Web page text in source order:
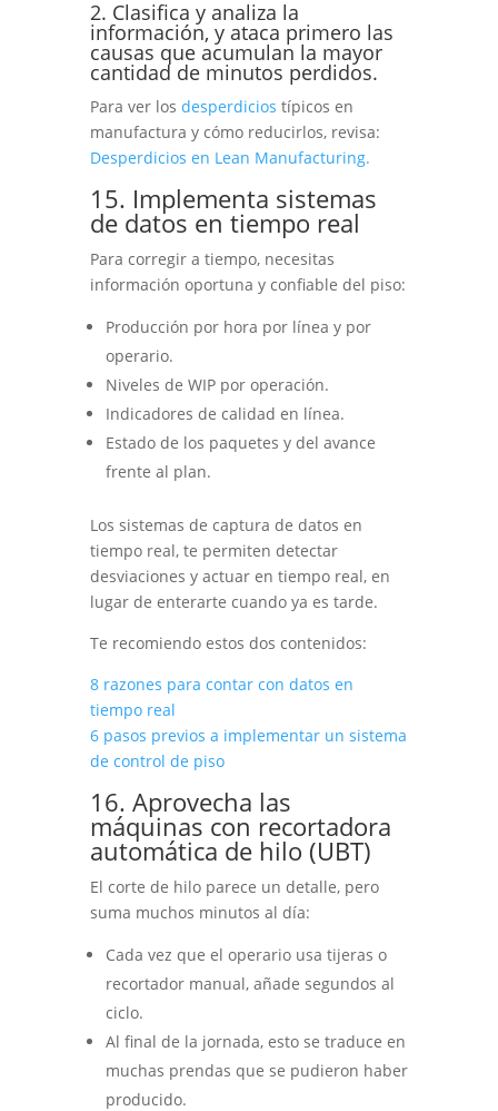
2. Clasifica y analiza la
información, y ataca primero las
causas que acumulan la mayor
cantidad de minutos perdidos.
Para ver los desperdicios típicos en
manufactura y cómo reducirlos, revisa:
Desperdicios en Lean Manufacturing.
15. Implementa sistemas
de datos en tiempo real
Para corregir a tiempo, necesitas
información oportuna y confiable del piso:
Producción por hora por línea y por
operario.
Niveles de WIP por operación.
Indicadores de calidad en línea.
Estado de los paquetes y del avance
frente al plan.
Los sistemas de captura de datos en
tiempo real, te permiten detectar
desviaciones y actuar en tiempo real, en
lugar de enterarte cuando ya es tarde.
Te recomiendo estos dos contenidos:
8 razones para contar con datos en
tiempo real
6 pasos previos a implementar un sistema
de control de piso
16. Aprovecha las
máquinas con recortadora
automática de hilo (UBT)
El corte de hilo parece un detalle, pero
suma muchos minutos al día:
Cada vez que el operario usa tijeras o
recortador manual, añade segundos al
ciclo.
Al final de la jornada, esto se traduce en
muchas prendas que se pudieron haber
producido.